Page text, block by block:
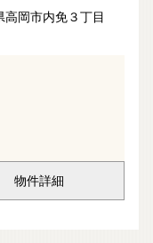
高岡市内免３丁目
物件詳細